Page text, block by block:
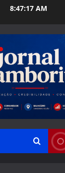
8:47:18 AM